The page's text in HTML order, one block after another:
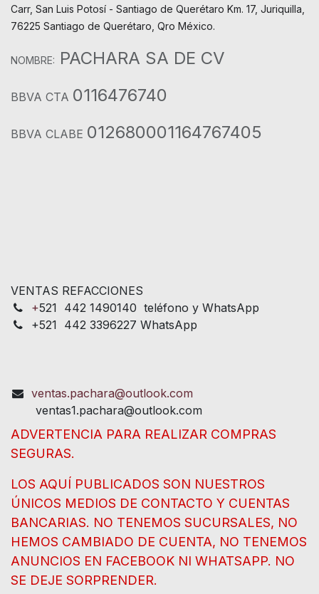
Carr, San Luis Potosí - Santiago de Querétaro Km. 17, Juriquilla,
76225 Santiago de Querétaro, Qro México.
NOMBRE: PACHARA SA DE CV
BBVA CTA 0116476740
BBVA CLABE 012680001164767405
VENTAS REFACCIONES
+521 442 1490140 teléfono y WhatsApp
+521 442 3396227 WhatsApp
ventas.pachara@outlook.com
ventas1.pachara@outlook.com
ADVERTENCIA PARA REALIZAR COMPRAS
SEGURAS.
LOS AQUÍ PUBLICADOS SON NUESTROS
ÚNICOS MEDIOS DE CONTACTO Y CUENTAS
BANCARIAS. NO TENEMOS SUCURSALES, NO
HEMOS CAMBIADO DE CUENTA, NO TENEMOS
ANUNCIOS EN FACEBOOK NI WHATSAPP. NO
SE DEJE SORPRENDER.